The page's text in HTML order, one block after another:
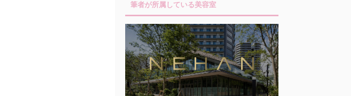
筆者が所属している美容室